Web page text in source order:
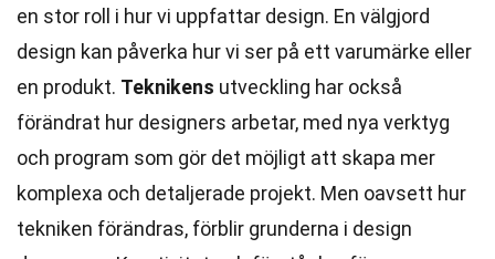
en stor roll i hur vi uppfattar design. En välgjord
design kan påverka hur vi ser på ett varumärke eller
en produkt. Teknikens utveckling har också
förändrat hur designers arbetar, med nya verktyg
och program som gör det möjligt att skapa mer
komplexa och detaljerade projekt. Men oavsett hur
tekniken förändras, förblir grunderna i design